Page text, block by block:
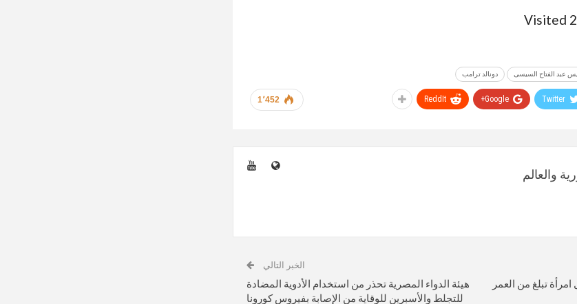
Visited
عبد الفتاح السيسى دونالد ترامب
1٬452 Twitter
Google+
ReddIt
والعالم
يقتل امرأة تبلغ من العمر
الخبر التالي
هيئة الدواء المصرية تحذر من استخدام الأدوية المضادة
للتجلط والأسبرين للوقاية من الإصابة بفيروس كورونا